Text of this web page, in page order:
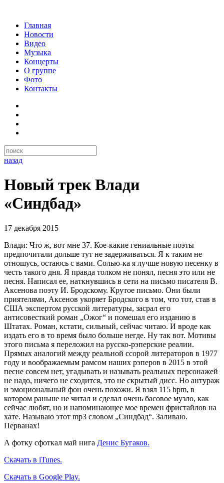
Главная
Новости
Видео
Музыка
Концерты
О группе
Фото
Контакты
назад
Новый трек Влади
«Синдбад»
17 декабря 2015
Влади: Что ж, вот мне 37. Кое‑какие гениальные поэты
предпочитали дольше тут не задерживаться. Я к таким не
отношусь, остаюсь с вами. Солью‑ка я лучше новую песенку в
честь такого дня. Я правда толком не понял, песня это или не
песня. Написал ее, наткнувшись в сети на письмо писателя В.
Аксенова поэту И. Бродскому. Крутое письмо. Они были
приятелями, Аксенов укоряет Бродского в том, что тот, став в
США экспертом русской литературы, засрал его
антисовесткий роман „Ожог“ и помешал его изданию в
Штатах. Роман, кстати, сильный, сейчас читаю. И вроде как
издать его в то время было больше негде. Ну так вот. Мотивы
этого письма я переложил на русско‑рэперские реалии.
Прямых аналогий между реальной ссорой литераторов в 1977
году и воображаемым рамсом наших рэперов в 2015 в этой
песне совсем нет, угадывать и называть реальных персонажей
не надо, ничего не сходится, это не скрытый дисс. Но антураж
и эмоциональный фон очень похожи. Я взял 115 bpm, в
котором раньше не читал и сделал очень басовое музло, как
сейчас любят, но и напоминающее мое времен фристайлов на
хате. Называю этот mp3 словом „Синдбад“. Заливаю.
Перванах!
А фотку сфоткал май нига Денис Бугаков.
Скачать в iTunes.
Скачать в Google Play.